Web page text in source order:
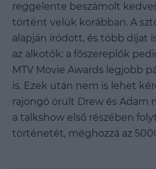
reggelente beszámolt
történt velük korábban. A
alapján íródott, és több díjat
az alkotók: a főszereplők
MTV Movie Awards legjobb
is. Ezek után nem is lehet
rajongó örült Drew és Adam
a talkshow első részében
történetét, méghozzá az